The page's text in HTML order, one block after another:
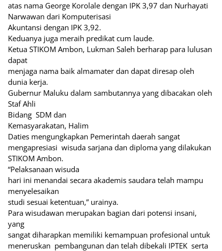
atas nama George Korolale dengan IPK 3,97 dan Nurhayati
Narwawan dari Komputerisasi
Akuntansi dengan IPK 3,92.
Keduanya juga meraih predikat cum laude.
Ketua STIKOM Ambon, Lukman Saleh berharap para lulusan
dapat
menjaga nama baik almamater dan dapat diresap oleh
dunia kerja.
Gubernur Maluku dalam sambutannya yang dibacakan oleh
Staf Ahli
Bidang SDM dan
Kemasyarakatan, Halim
Daties mengungkapkan Pemerintah daerah sangat
mengapresiasi wisuda sarjana dan diploma yang dilakukan
STIKOM Ambon.
“Pelaksanaan wisuda
hari ini menandai secara akademis saudara telah mampu
menyelesaikan
studi sesuai ketentuan,” urainya.
Para wisudawan merupakan bagian dari potensi insani,
yang
sangat diharapkan memiliki kemampuan profesional untuk
meneruskan pembangunan dan telah dibekali IPTEK serta